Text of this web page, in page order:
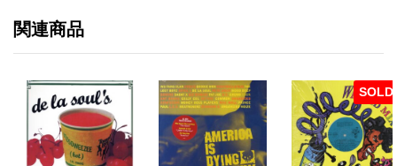
関連商品
SOLD